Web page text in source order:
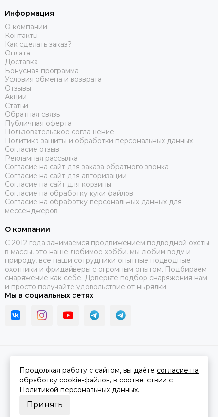
Информация
О компании
Контакты
Как сделать заказ?
Оплата
Доставка
Бонусная программа
Условия обмена и возврата
Отзывы
Акции
Статьи
Обратная связь
Публичная оферта
Пользовательское соглашение
Политика защиты и обработки персональных данных
Согласие отзыв
Рекламная рассылка
Согласие на сайт для заказа обратного звонка
Согласие на сайт для авторизации
Согласие на сайт для корзины
Согласие на обработку куки файлов
Согласие на обработку персональных данных для
мессенджеров
О компании
C 2012 года занимаемся продвижением подводной охоты
в массы, это наше любимое хобби, мы любим воду и
природу, все наши сотрудники опытные подводные
охотники и фридайверы с огромным опытом. Подбираем
снаряжение как себе. Доверьте подбор снаряжения нам
и просто получайте удовольствие от нырялки.
Мы в социальных сетях
Сделано вMOSK.STUDIOдля платформыInSales
Продолжая работу с сайтом, вы даёте согласие на
обработку cookie-файлов, в соответствии с
Политикой персональных данных.
Принять